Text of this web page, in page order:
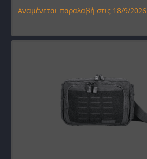
Αναμένεται παραλαβή στις 18/9/2026